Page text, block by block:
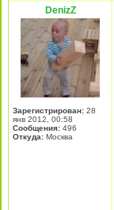
DenizZ
Зарегистрирован: 28
янв 2012, 00:58
Сообщения: 496
Откуда: Москва